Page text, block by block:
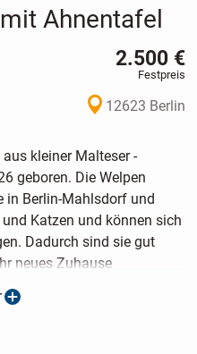
Ahnentafel
2.500 €
Festpreis
12623 Berlin
kleiner Malteser -
geboren. Die Welpen
in Berlin-Mahlsdorf und
Katzen und können sich
Dadurch sind sie gut
neues Zuhause
klein und wiegen